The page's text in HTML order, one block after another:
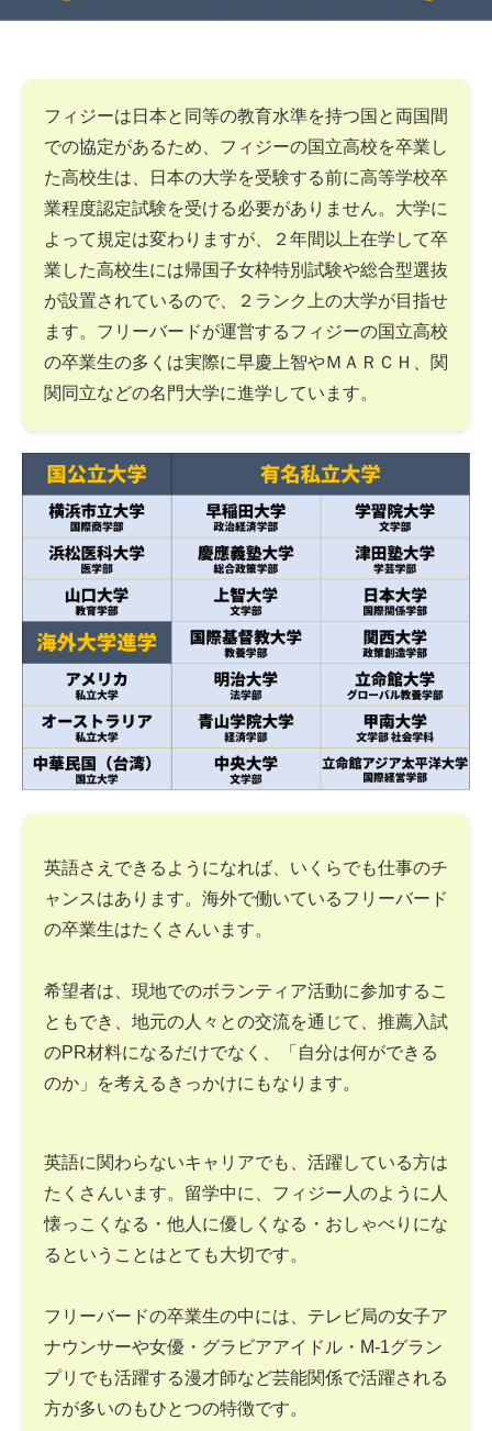
フィジーは日本と同等の教育水準を持つ国と両国間
での協定があるため、フィジーの国立高校を卒業し
た高校生は、日本の大学を受験する前に高等学校卒
業程度認定試験を受ける必要がありません。大学に
よって規定は変わりますが、２年間以上在学して卒
業した高校生には帰国子女枠特別試験や総合型選抜
が設置されているので、２ランク上の大学が目指せ
ます。フリーバードが運営するフィジーの国立高校
の卒業生の多くは実際に早慶上智やＭＡＲＣＨ、関
関同立などの名門大学に進学しています。
英語さえできるようになれば、いくらでも仕事のチ
ャンスはあります。海外で働いているフリーバード
の卒業生はたくさんいます。
希望者は、現地でのボランティア活動に参加するこ
ともでき、地元の人々との交流を通じて、推薦入試
のPR材料になるだけでなく、「自分は何ができる
のか」を考えるきっかけにもなります。
英語に関わらないキャリアでも、活躍している方は
たくさんいます。留学中に、フィジー人のように人
懐っこくなる・他人に優しくなる・おしゃべりにな
るということはとても大切です。
フリーバードの卒業生の中には、テレビ局の女子ア
ナウンサーや女優・グラビアアイドル・M-1グラン
プリでも活躍する漫才師など芸能関係で活躍される
方が多いのもひとつの特徴です。